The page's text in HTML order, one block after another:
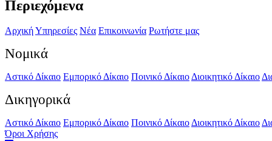
Περιεχόμενα
ΑρχικήΥπηρεσίες Νέα Επικοινωνία Ρωτήστε μας
Νομικά
Αστικό Δίκαιο Εμπορικό Δίκαιο Ποινικό Δίκαιο Διοικητικό Δίκαιο
Δικηγορικά
Αστικό Δίκαιο Εμπορικό Δίκαιο Ποινικό Δίκαιο Διοικητικό Δίκαιο
Όροι Χρήσης